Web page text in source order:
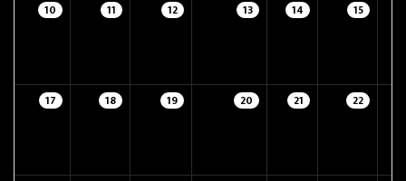
10 11 12 13 14 15
17 18 19 20 21 22